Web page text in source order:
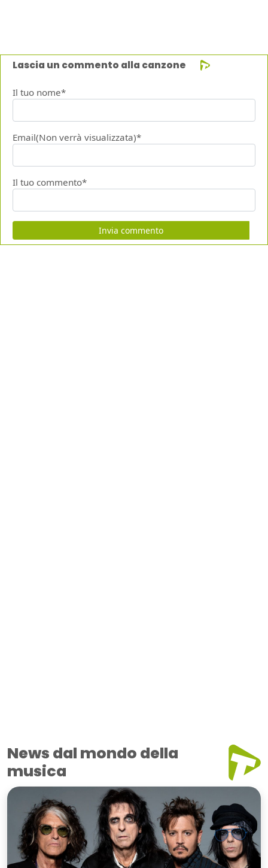
Lascia un commento alla canzone
Il tuo nome*
Email(Non verrà visualizzata)*
Il tuo commento*
Invia commento
News dal mondo della
musica